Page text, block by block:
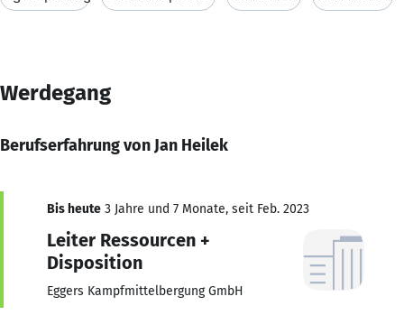
Werdegang
Berufserfahrung von Jan Heilek
Bis heute 3 Jahre und 7 Monate, seit Feb. 2023
Leiter Ressourcen +
Disposition
Eggers Kampfmittelbergung GmbH